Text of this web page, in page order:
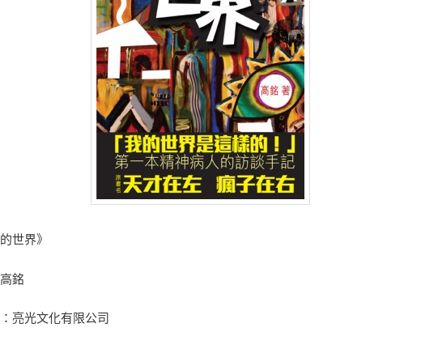
世界》
銘
亮光文化有限公司